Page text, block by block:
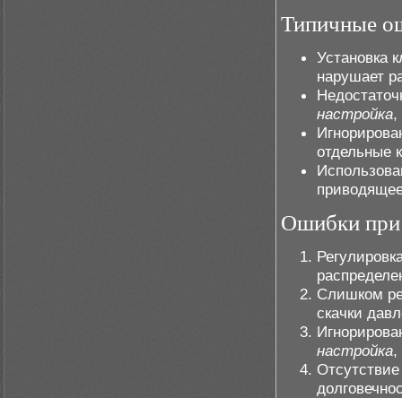
Типичные
Установка
нарушает
настройка,
отдельные
Ошибки при
Слишком
скачки
настройка,